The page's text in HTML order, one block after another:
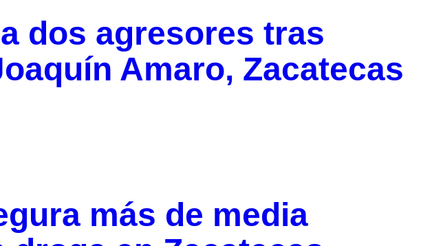
dos agresores tras
Amaro, Zacatecas
más de media